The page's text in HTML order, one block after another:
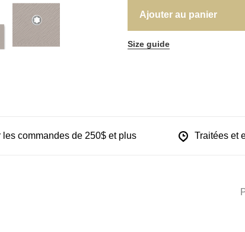
Ajouter au panier
Size guide
les commandes de 250$ et plus Traitées et